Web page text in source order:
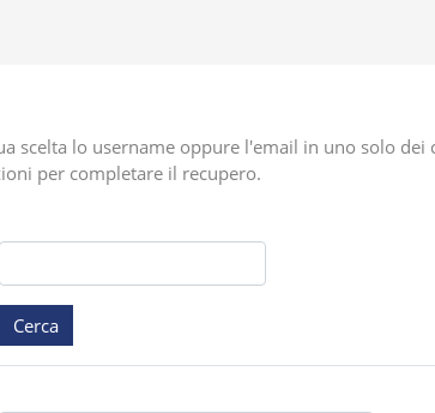
scelta lo username oppure l'email in uno solo
per completare il recupero.